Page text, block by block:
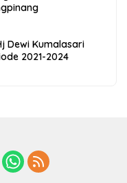
Dewi Kumalasari
2021-2024